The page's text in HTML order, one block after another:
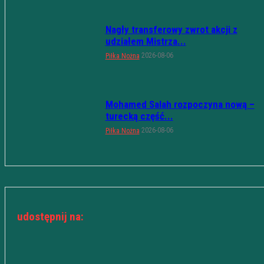
Nagły transferowy zwrot akcji z
udziałem Mistrza...
Piłka Nożna 2026-08-06
Mohamed Salah rozpoczyna nową –
turecką część...
Piłka Nożna 2026-08-06
udostępnij na: